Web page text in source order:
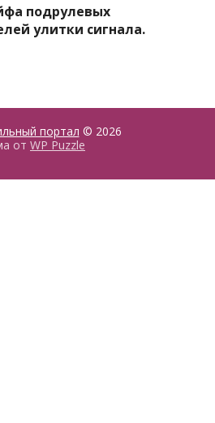
подрулевых
улитки сигнала.
портал © 2026
от WP Puzzle